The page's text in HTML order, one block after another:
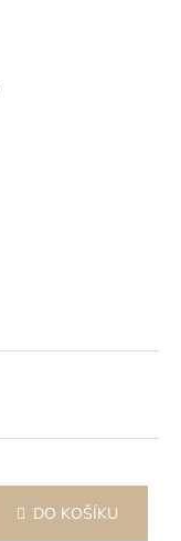
DO KOŠÍKU